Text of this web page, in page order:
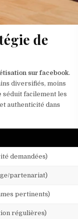
de
sur facebook.
diversifiés, moins
séduit facilement les
authenticité dans
demandées)
partenariat)
pertinents)
régulières)